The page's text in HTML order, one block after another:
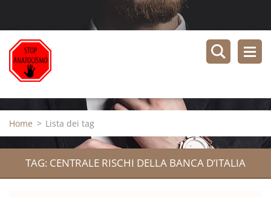
Home > Lista dei tag
TAG: CENTRALE RISCHI DELLA BANCA D’ITALIA